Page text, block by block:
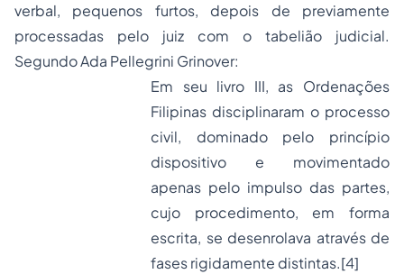
verbal, pequenos furtos, depois de previamente
processadas pelo juiz com o tabelião judicial.
Segundo Ada Pellegrini Grinover:
Em seu livro III, as Ordenações
Filipinas disciplinaram o processo
civil, dominado pelo princípio
dispositivo e movimentado
apenas pelo impulso das partes,
cujo procedimento, em forma
escrita, se desenrolava através de
fases rigidamente distintas.[4]